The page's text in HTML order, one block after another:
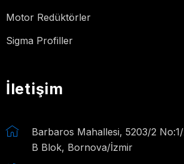
Motor Redüktörler
Sigma Profiller
İletişim
Barbaros Mahallesi, 5203/2
B Blok, Bornova/İzmir